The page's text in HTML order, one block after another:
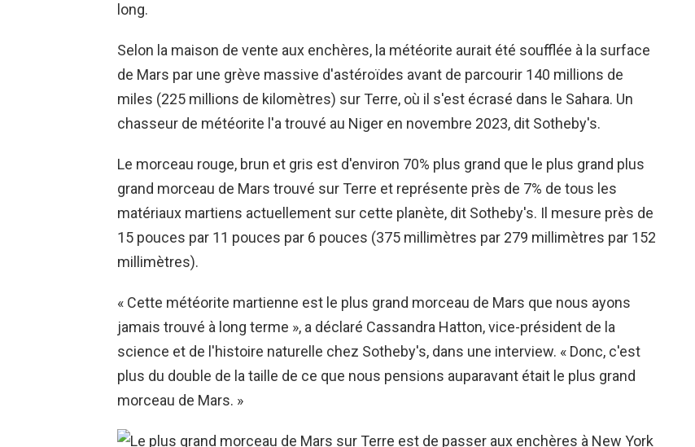
long.
Selon la maison de vente aux enchères, la météorite aurait été soufflée à la surface
de Mars par une grève massive d'astéroïdes avant de parcourir 140 millions de
miles (225 millions de kilomètres) sur Terre, où il s'est écrasé dans le Sahara. Un
chasseur de météorite l'a trouvé au Niger en novembre 2023, dit Sotheby's.
Le morceau rouge, brun et gris est d'environ 70% plus grand que le plus grand plus
grand morceau de Mars trouvé sur Terre et représente près de 7% de tous les
matériaux martiens actuellement sur cette planète, dit Sotheby's. Il mesure près de
15 pouces par 11 pouces par 6 pouces (375 millimètres par 279 millimètres par 152
millimètres).
« Cette météorite martienne est le plus grand morceau de Mars que nous ayons
jamais trouvé à long terme », a déclaré Cassandra Hatton, vice-président de la
science et de l'histoire naturelle chez Sotheby's, dans une interview. « Donc, c'est
plus du double de la taille de ce que nous pensions auparavant était le plus grand
morceau de Mars. »